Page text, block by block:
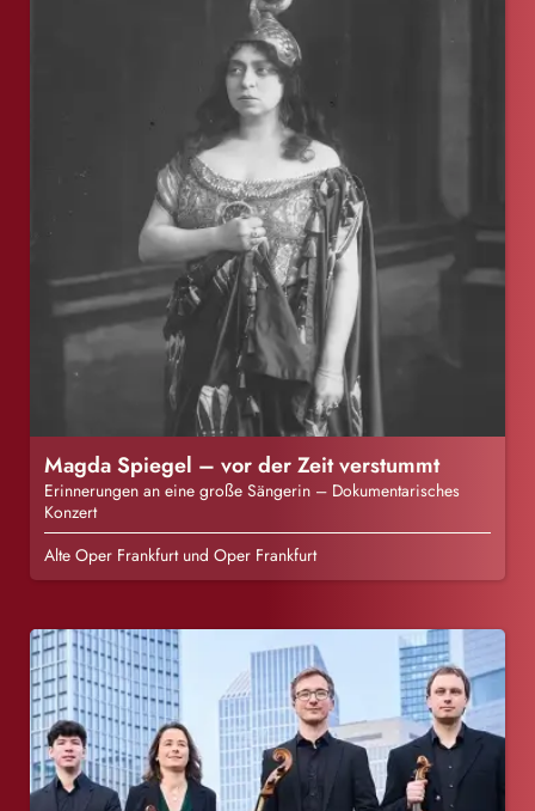
Magda Spiegel – vor der Zeit verstummt
Erinnerungen an eine große Sängerin – Dokumentarisches
Konzert
Alte Oper Frankfurt und Oper Frankfurt